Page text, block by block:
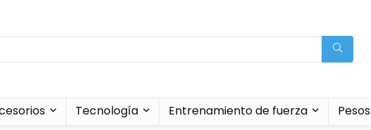
Tecnología Entrenamiento de fuerza Pesos